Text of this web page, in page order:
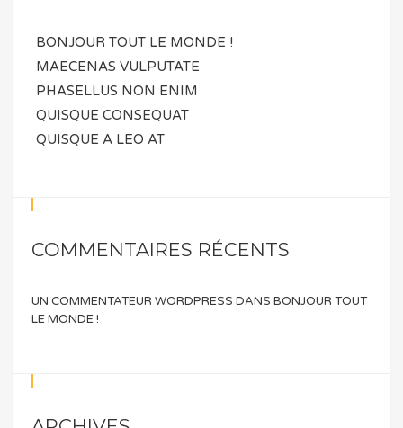
BONJOUR TOUT LE MONDE !
MAECENAS VULPUTATE
PHASELLUS NON ENIM
QUISQUE CONSEQUAT
QUISQUE A LEO AT
COMMENTAIRES RÉCENTS
UN COMMENTATEUR WORDPRESS DANS BONJOUR TOUT
LE MONDE !